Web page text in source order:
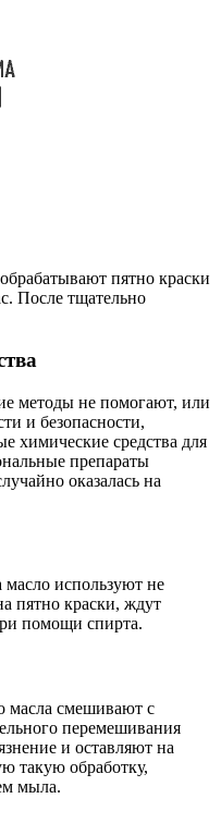
пятно краски
После тщательно
методы не помогают, или
и безопасности,
химические средства для
препараты
оказалась на
масло используют не
пятно краски, ждут
помощи спирта.
масла смешивают с
перемешивания
и оставляют на
такую обработку,
мыла.